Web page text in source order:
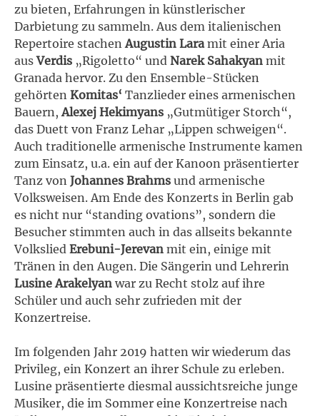
zu bieten, Erfahrungen in künstlerischer
Darbietung zu sammeln. Aus dem italienischen
Repertoire stachen Augustin Laramit einer Aria
ausVerdis „Rigoletto“ und Narek Sahakyan mit
Granada hervor. Zu den Ensemble-Stücken
gehörten Komitas‘ Tanzlieder eines armenischen
Bauern, Alexej Hekimyans „Gutmütiger Storch“,
das Duett von Franz Lehar „Lippen schweigen“.
Auch traditionelle armenische Instrumente kamen
zum Einsatz, u.a. ein auf der Kanoon präsentierter
Tanz von Johannes Brahms und armenische
Volksweisen. Am Ende des Konzerts in Berlin gab
es nicht nur “standing ovations”, sondern die
Besucher stimmten auch in das allseits bekannte
Volkslied Erebuni-Jerevan mit ein, einige mit
Tränen in den Augen. Die Sängerin und Lehrerin
Lusine Arakelyan war zu Recht stolz auf ihre
Schüler und auch sehr zufrieden mit der
Konzertreise.
Im folgenden Jahr 2019 hatten wir wiederum das
Privileg, ein Konzert an ihrer Schule zu erleben.
Lusine präsentierte diesmal aussichtsreiche junge
Musiker, die im Sommer eine Konzertreise nach